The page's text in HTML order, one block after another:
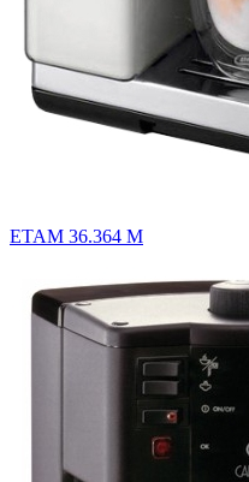
ETAM 36.364 M